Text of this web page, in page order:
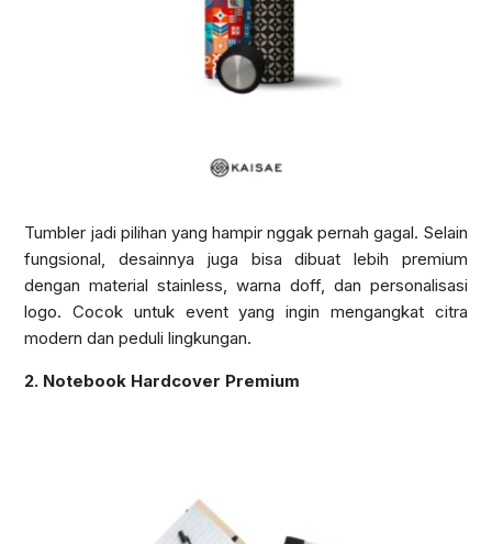
Tumbler jadi pilihan yang hampir nggak pernah gagal. Selain
fungsional, desainnya juga bisa dibuat lebih premium
dengan material stainless, warna doff, dan personalisasi
logo. Cocok untuk event yang ingin mengangkat citra
modern dan peduli lingkungan.
2. Notebook Hardcover Premium